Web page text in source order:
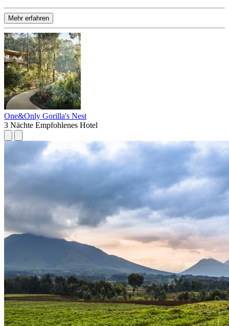
Mehr erfahren
One&Only Gorilla's Nest
3 Nächte Empfohlenes Hotel